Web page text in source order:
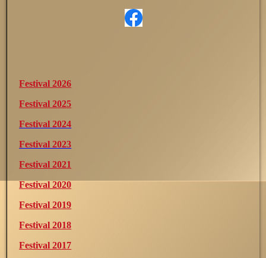
Festival 2026
Festival 2025
Festival 2024
Festival 2023
Festival 2021
Festival 2020
Festival 2019
Festival 2018
Festival 2017